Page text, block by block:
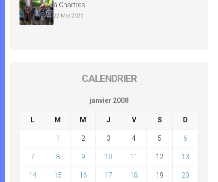
à Chartres
22 Mai 2026
CALENDRIER
janvier 2008
L M M J V S D
1 2 3 4 5 6
7 8 9 10 11 12 13
14 15 16 17 18 19 20